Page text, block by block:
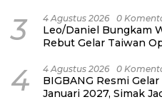
3 4 Agustus 2026 0
Leo/Daniel Bungkam
Rebut Gelar Taiwan
4 4 Agustus 2026 0
BIGBANG Resmi
Januari 2027, Simak